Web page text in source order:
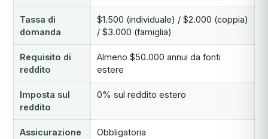
Tassa di
domanda
$1.500 (individuale) / $2.000 (coppia)
/ $3.000 (famiglia)
Requisito di
reddito
Almeno $50.000 annui da fonti
estere
Imposta sul
reddito
0% sul reddito estero
Assicurazione
Obbligatoria